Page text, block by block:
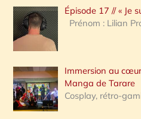
h
e
:
Épisode 17 // « Je
Prénom : Lilian
Immersion au
Manga de Tarare
Cosplay, rétro-